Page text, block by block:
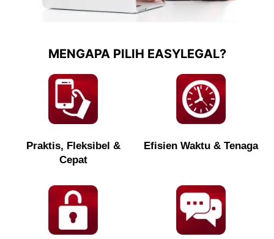
MENGAPA PILIH EASYLEGAL?
Praktis, Fleksibel &
Cepat
Efisien Waktu & Tenaga